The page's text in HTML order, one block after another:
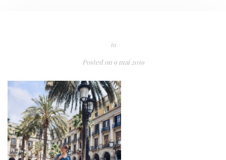
In
Posted on9 mai 2019